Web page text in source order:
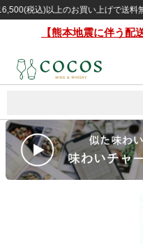
税込)以上のお買い上げで送料無料
【熊本地震に伴う配